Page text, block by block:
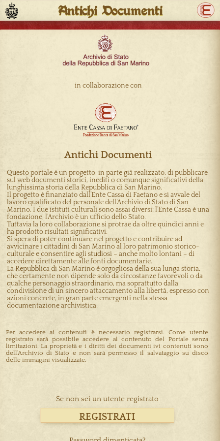
Antichi Documenti
in collaborazione con
Antichi Documenti
Questo portale è un progetto, in parte già realizzato, di pubblicare
sul web documenti storici, inediti o comunque significativi della
lunghissima storia della Repubblica di San Marino.
Il progetto è finanziato dall’Ente Cassa di Faetano e si avvale del
lavoro qualificato del personale dell’Archivio di Stato di San
Marino. I due istituti culturali sono assai diversi: l’Ente Cassa è una
fondazione, l’Archivio è un ufficio dello Stato.
Tuttavia la loro collaborazione si protrae da oltre quindici anni e
ha prodotto risultati significativi.
Si spera di poter continuare nel progetto e contribuire ad
avvicinare i cittadini di San Marino al loro patrimonio storico-
culturale e consentire agli studiosi – anche molto lontani – di
accedere direttamente alle fonti documentarie.
La Repubblica di San Marino è orgogliosa della sua lunga storia,
che certamente non dipende solo da circostanze favorevoli o da
qualche personaggio straordinario, ma soprattutto dalla
condivisione di un sincero attaccamento alla libertà, espresso con
azioni concrete, in gran parte emergenti nella stessa
documentazione archivistica.
Per accedere ai contenuti è necessario registrarsi. Come utente
registrato sarà possibile accedere al contenuto del Portale senza
limitazioni. La proprietà e i diritti dei documenti ivi contenuti sono
dell'Archivio di Stato e non sarà permesso il salvataggio su disco
delle immagini visualizzate.
Se non sei un utente registrato
REGISTRATI
Immagine